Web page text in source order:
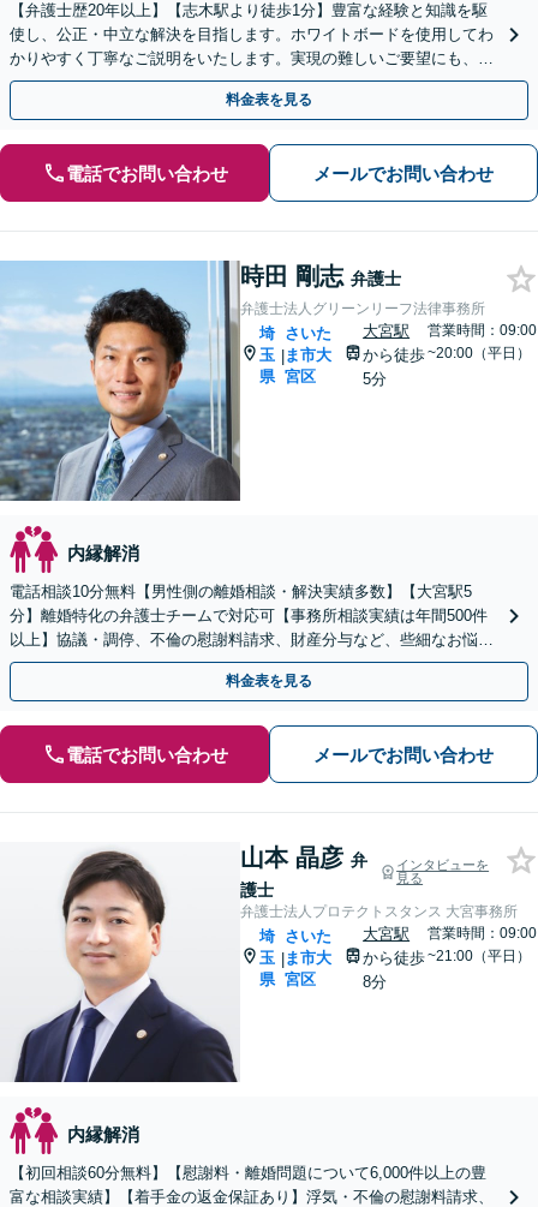
【弁護士歴20年以上】【志木駅より徒歩1分】豊富な経験と知識を駆
使し、公正・中立な解決を目指します。ホワイトボードを使用してわ
かりやすく丁寧なご説明をいたします。実現の難しいご要望にも、で
きる限りご希望に沿えるようなアドバイスを行います。
料金表を見る
電話でお問い合わせ メールでお問い合わせ
時田 剛志 弁護士
弁護士法人グリーンリーフ法律事務所
埼
玉
県
|
さいた
ま市大
宮区
大宮駅
から徒歩
5分
営業時間：09:00
~20:00（平日）
内縁解消
電話相談10分無料【男性側の離婚相談・解決実績多数】【大宮駅5
分】離婚特化の弁護士チームで対応可【事務所相談実績は年間500件
以上】協議・調停、不倫の慰謝料請求、財産分与など、些細なお悩み
でも結構です【初回面談60分無料／休日・夜間対応可】
料金表を見る
電話でお問い合わせ メールでお問い合わせ
山本 晶彦 弁
護士
インタビューを
見る
弁護士法人プロテクトスタンス 大宮事務所
埼
玉
県
|
さいた
ま市大
宮区
大宮駅
から徒歩
8分
営業時間：09:00
~21:00（平日）
内縁解消
【初回相談60分無料】【慰謝料・離婚問題について6,000件以上の豊
富な相談実績】【着手金の返金保証あり】浮気・不倫の慰謝料請求、